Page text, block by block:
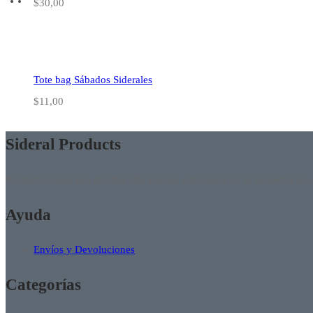
$30,00
Tote bag Sábados Siderales
$11,00
Sideral Products
Ayuda
Envíos y Devoluciones
Categorías